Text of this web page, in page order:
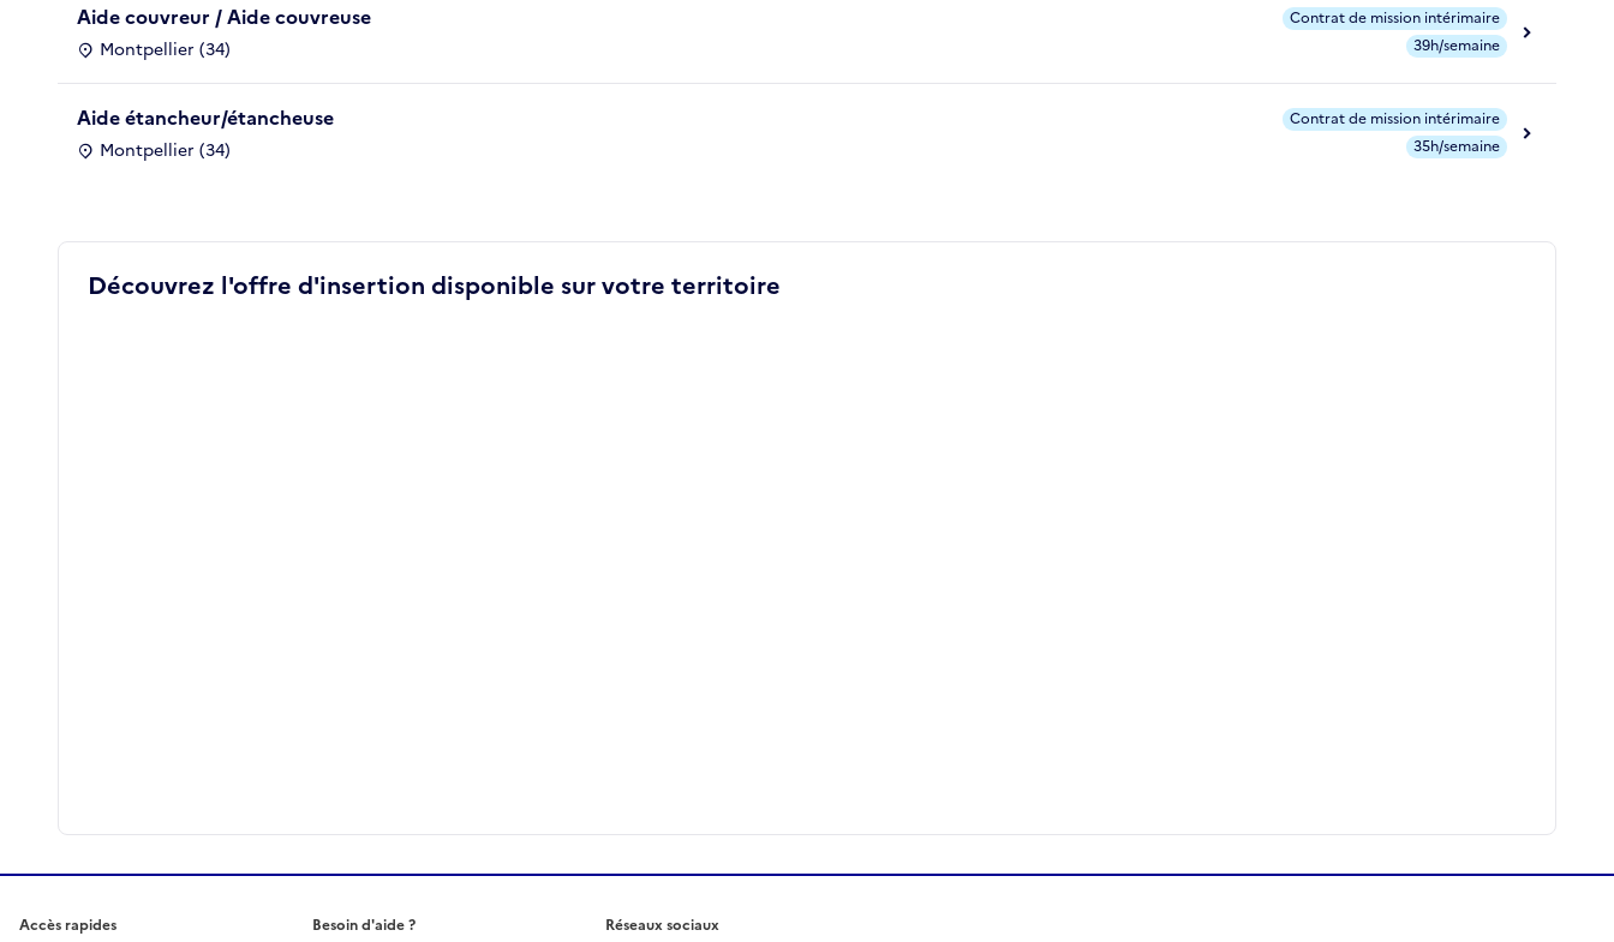
Aide couvreur / Aide couvreuse
Montpellier (34)
Contrat de mission intérimaire
39h/semaine
Aide étancheur/étancheuse
Montpellier (34)
Contrat de mission intérimaire
35h/semaine
Découvrez l'offre d'insertion disponible sur votre territoire
Accès rapides Besoin d'aide ? Réseaux sociaux